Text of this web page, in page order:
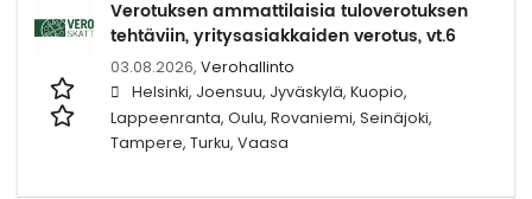
Verotuksen ammattilaisia tuloverotuksen
tehtäviin, yritysasiakkaiden verotus, vt.6
03.08.2026, Verohallinto
Helsinki, Joensuu, Jyväskylä, Kuopio,
Lappeenranta, Oulu, Rovaniemi, Seinäjoki,
Tampere, Turku, Vaasa